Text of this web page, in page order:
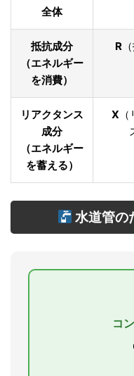
全体
抵抗成分
（エネルギー
を消費）
R
リアクタンス
成分
（エネルギー
を蓄える）
X
水道管の
コ